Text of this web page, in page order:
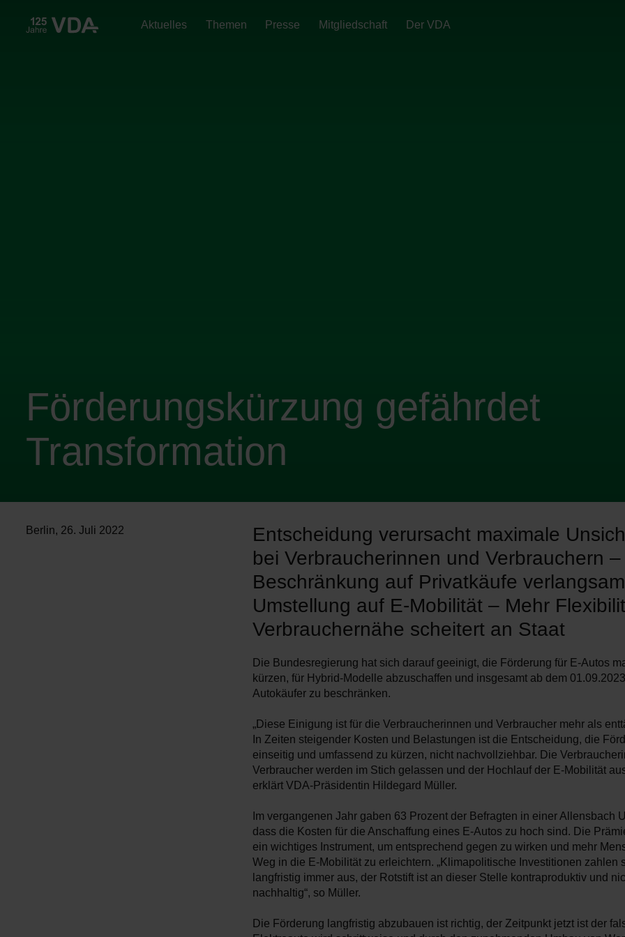
Aktuelles Themen Presse Mitgliedschaft Der VDA
Förderungskürzung gefährdet
Transformation
Berlin, 26. Juli 2022
Entscheidung verursacht maximale
bei Verbraucherinnen und Verbrauchern –
Beschränkung auf Privatkäufe
Umstellung auf E-Mobilität – Mehr
Verbrauchernähe scheitert an Staat
Die Bundesregierung hat sich darauf geeinigt, die Förderung für E-Autos
kürzen, für Hybrid-Modelle abzuschaffen und insgesamt ab dem
Autokäufer zu beschränken.
„Diese Einigung ist für die Verbraucherinnen und Verbraucher mehr als
In Zeiten steigender Kosten und Belastungen ist die Entscheidung, die
einseitig und umfassend zu kürzen, nicht nachvollziehbar. Die
Verbraucher werden im Stich gelassen und der Hochlauf der E-Mobilität
erklärt VDA-Präsidentin Hildegard Müller.
Im vergangenen Jahr gaben 63 Prozent der Befragten in einer Allensbach
dass die Kosten für die Anschaffung eines E-Autos zu hoch sind. Die
ein wichtiges Instrument, um entsprechend gegen zu wirken und mehr
Weg in die E-Mobilität zu erleichtern. „Klimapolitische Investitionen zahlen
langfristig immer aus, der Rotstift ist an dieser Stelle kontraproduktiv und
nachhaltig“, so Müller.
Die Förderung langfristig abzubauen ist richtig, der Zeitpunkt jetzt ist der